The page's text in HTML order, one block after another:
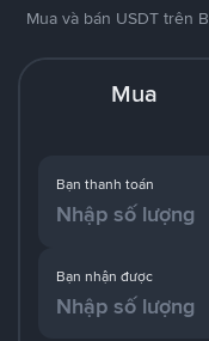
Mua và bán USDT trên
Mua
Bạn thanh toán
Bạn nhận được